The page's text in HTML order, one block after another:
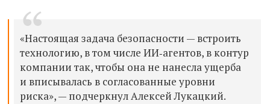
«Настоящая задача безопасности — встроить
технологию, в том числе ИИ‑агентов, в контур
компании так, чтобы она не нанесла ущерба
и вписывалась в согласованные уровни
риска», — подчеркнул Алексей Лукацкий.